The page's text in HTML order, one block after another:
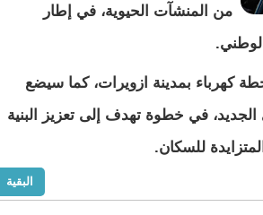
من المنشآت الحيوية، في إطار
كهرباء بمدينة ازويرات، كما سيضع
في خطوة تهدف إلى تعزيز البنية
للسكان.
البقية